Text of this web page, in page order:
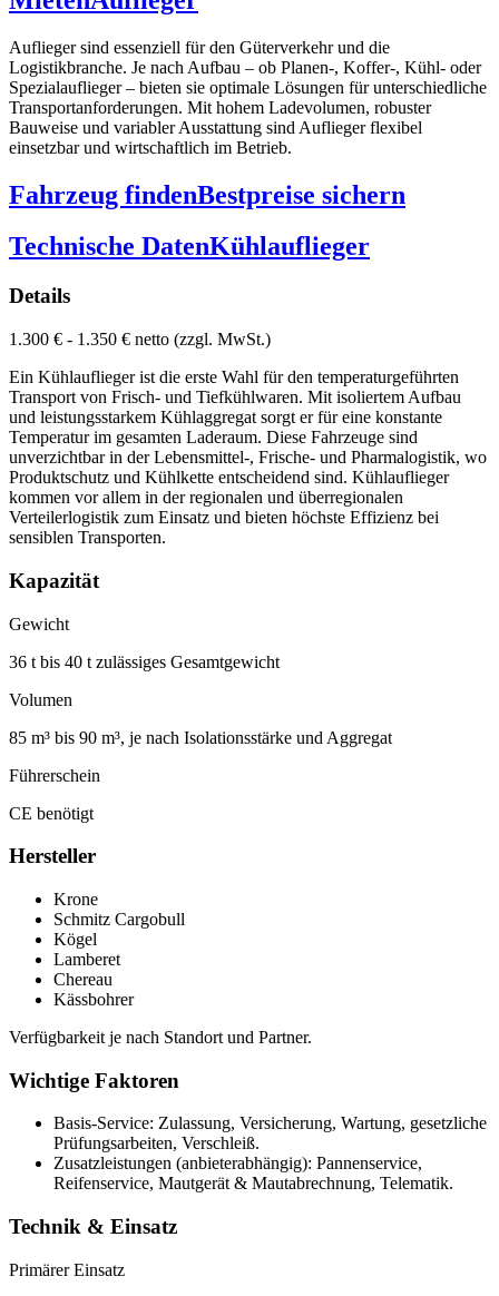
Auflieger sind essenziell für den Güterverkehr und die
Logistikbranche. Je nach Aufbau – ob Planen-, Koffer-, Kühl- oder
Spezialauflieger – bieten sie optimale Lösungen für unterschiedliche
Transportanforderungen. Mit hohem Ladevolumen, robuster
Bauweise und variabler Ausstattung sind Auflieger flexibel
einsetzbar und wirtschaftlich im Betrieb.
Fahrzeug findenBestpreise sichern
Technische DatenKühlauflieger
Details
1.300 € - 1.350 € netto (zzgl. MwSt.)
Ein Kühlauflieger ist die erste Wahl für den temperaturgeführten
Transport von Frisch- und Tiefkühlwaren. Mit isoliertem Aufbau
und leistungsstarkem Kühlaggregat sorgt er für eine konstante
Temperatur im gesamten Laderaum. Diese Fahrzeuge sind
unverzichtbar in der Lebensmittel-, Frische- und Pharmalogistik, wo
Produktschutz und Kühlkette entscheidend sind. Kühlauflieger
kommen vor allem in der regionalen und überregionalen
Verteilerlogistik zum Einsatz und bieten höchste Effizienz bei
sensiblen Transporten.
Kapazität
Gewicht
36 t bis 40 t zulässiges Gesamtgewicht
Volumen
85 m³ bis 90 m³, je nach Isolationsstärke und Aggregat
Führerschein
CE benötigt
Hersteller
Krone
Schmitz Cargobull
Kögel
Lamberet
Chereau
Kässbohrer
Verfügbarkeit je nach Standort und Partner.
Wichtige Faktoren
Basis-Service: Zulassung, Versicherung, Wartung, gesetzliche
Prüfungsarbeiten, Verschleiß.
Zusatzleistungen (anbieterabhängig): Pannenservice,
Reifenservice, Mautgerät & Mautabrechnung, Telematik.
Technik & Einsatz
Primärer Einsatz